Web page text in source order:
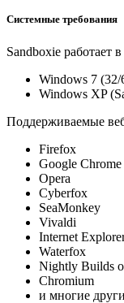
Системные требования
Sandboxie работает
Windows 7
Windows XP
Поддерживаемые
Firefox
Google Chrome
Opera
Cyberfox
SeaMonkey
Vivaldi
Internet
Waterfox
Nightly Builds
Chromium
и многие